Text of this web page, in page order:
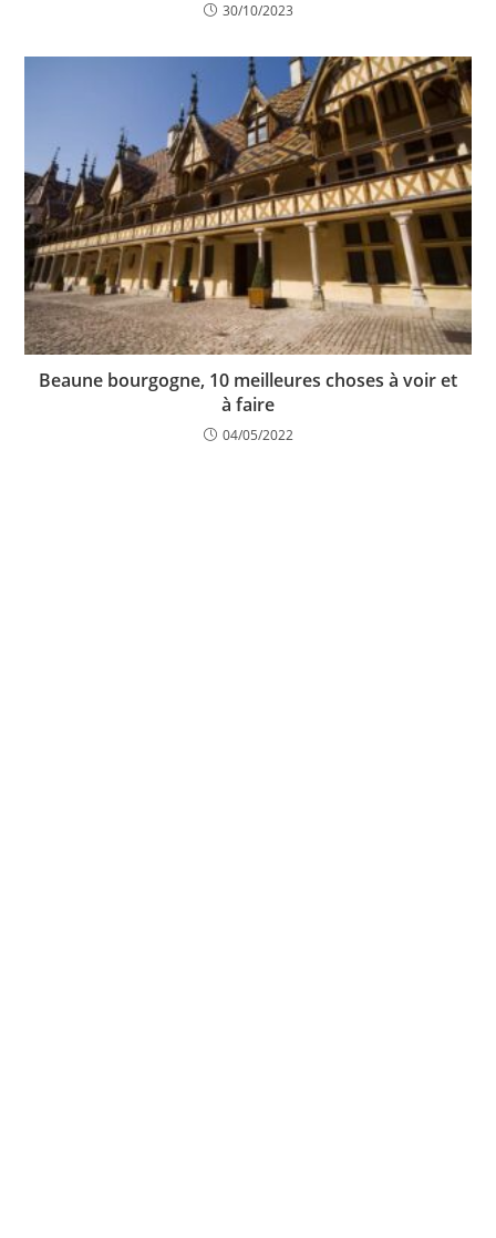
30/10/2023
Beaune bourgogne, 10 meilleures choses à voir et
à faire
04/05/2022